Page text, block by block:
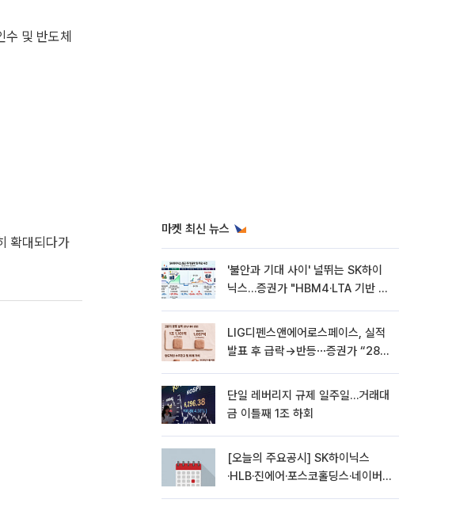
및 반도체
확대되다가
마켓 최신 뉴스
'불안과 기대 사이' 널뛰는 SK하이
닉스…증권가 "HBM4·LTA 기반 펀
LIG디펜스앤에어로스페이스, 실적
발표 후 급락→반등⋯증권가 “28년
단일 레버리지 규제 일주일…거래대
금 이틀째 1조 하회
[오늘의 주요공시] SK하이닉스
·HLB·진에어·포스코홀딩스·네이버·